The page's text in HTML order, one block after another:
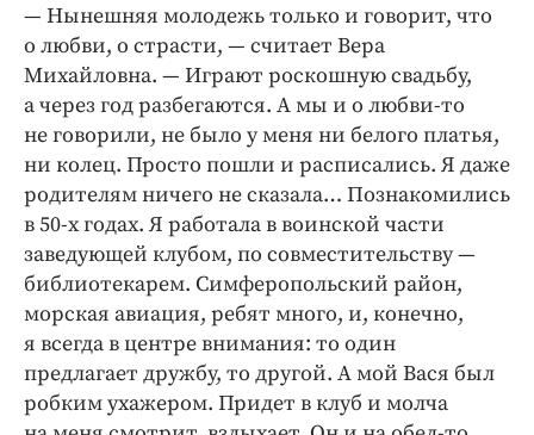
— Нынешняя молодежь только и говорит, что
о любви, о страсти, — считает Вера
Михайловна. — Играют роскошную свадьбу,
а через год разбегаются. А мы и о любви-то
не говорили, не было у меня ни белого платья,
ни колец. Просто пошли и расписались. Я даже
родителям ничего не сказала… Познакомились
в 50‑х годах. Я работала в воинской части
заведующей клубом, по совместительству —
библиотекарем. Симферопольский район,
морская авиация, ребят много, и, конечно,
я всегда в центре внимания: то один
предлагает дружбу, то другой. А мой Вася был
робким ухажером. Придет в клуб и молча